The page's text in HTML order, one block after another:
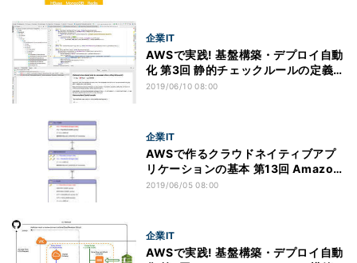
企業IT
AWSで実践! 基盤構築・デプロイ自動
化 第3回 静的チェックルールの定義と
IDEへの設定
2019/06/10 08:00
企業IT
AWSで作るクラウドネイティブアプ
リケーションの基本 第13回 Amazon
RDSにアクセスするSpringアプリケ
2019/06/05 08:00
企業IT
AWSで実践! 基盤構築・デプロイ自動